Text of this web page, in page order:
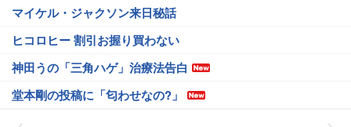
マイケル・ジャクソン来日秘話
ヒコロヒー 割引お握り買わない
神田うの「三角ハゲ」治療法告白
堂本剛の投稿に「匂わせなの?」